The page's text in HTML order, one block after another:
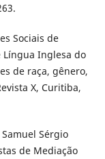
Sociais de
Língua Inglesa do
de raça, gênero,
X, Curitiba,
Samuel Sérgio
de Mediação